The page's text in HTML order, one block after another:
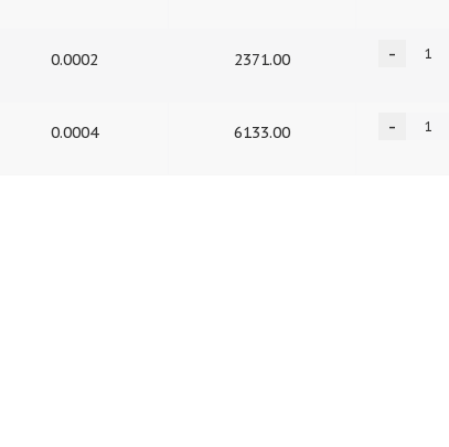
0.0002 2371.00 -
0.0004 6133.00 -